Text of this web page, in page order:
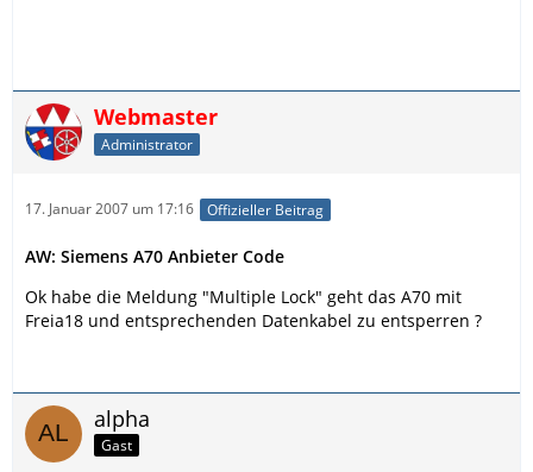
Webmaster
Administrator
17. Januar 2007 um 17:16 Offizieller Beitrag
AW: Siemens A70 Anbieter Code
Ok habe die Meldung "Multiple Lock" geht das A70 mit
Freia18 und entsprechenden Datenkabel zu entsperren ?
alpha
Gast